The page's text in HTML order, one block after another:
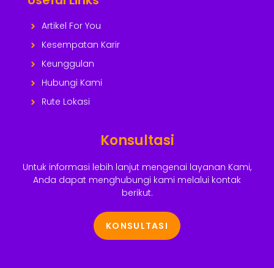
Artikel For You
Kesempatan Karir
Keunggulan
Hubungi Kami
Rute Lokasi
Konsultasi
Untuk informasi lebih lanjut mengenai layanan Kami,
Anda dapat menghubungi kami melalui kontak
berikut.
KONSULTASI